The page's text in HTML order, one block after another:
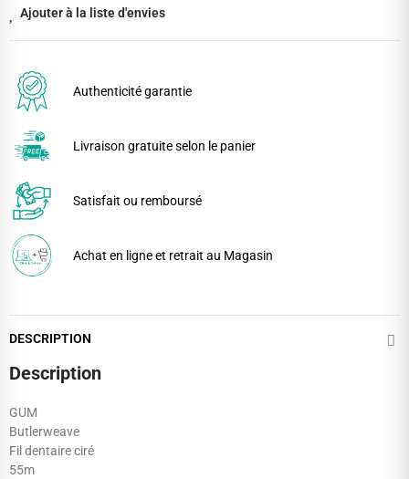
Ajouter à la liste d'envies
Authenticité garantie
Livraison gratuite selon le panier
Satisfait ou remboursé
Achat en ligne et retrait au Magasin
DESCRIPTION
Description
GUM
Butlerweave
Fil dentaire ciré
55m